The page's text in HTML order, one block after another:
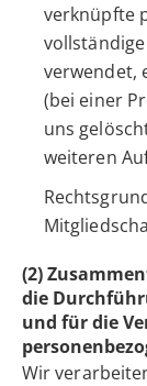
verknüpfte
verwendet,
(bei einer
uns
weiteren
(2)
die
und für die
Wir